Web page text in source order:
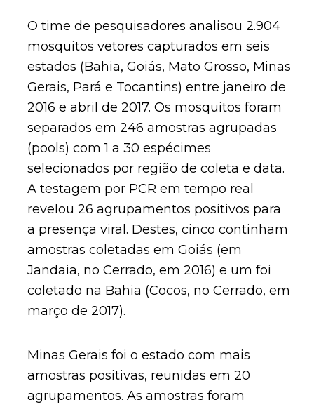
O time de pesquisadores analisou 2.904
mosquitos vetores capturados em seis
estados (Bahia, Goiás, Mato Grosso, Minas
Gerais, Pará e Tocantins) entre janeiro de
2016 e abril de 2017. Os mosquitos foram
separados em 246 amostras agrupadas
(pools) com 1 a 30 espécimes
selecionados por região de coleta e data.
A testagem por PCR em tempo real
revelou 26 agrupamentos positivos para
a presença viral. Destes, cinco continham
amostras coletadas em Goiás (em
Jandaia, no Cerrado, em 2016) e um foi
coletado na Bahia (Cocos, no Cerrado, em
março de 2017).
Minas Gerais foi o estado com mais
amostras positivas, reunidas em 20
agrupamentos. As amostras foram